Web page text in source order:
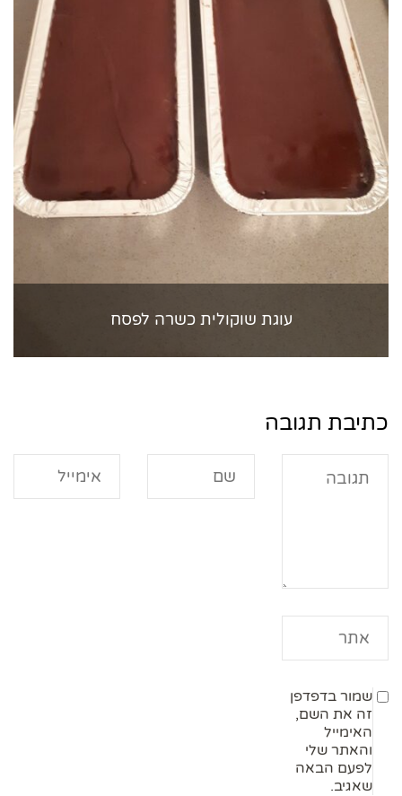
עוגת שוקולית כשרה לפסח
כתיבת תגובה
שמור בדפדפן
זה את השם,
האימייל
והאתר שלי
לפעם הבאה
שאגיב.